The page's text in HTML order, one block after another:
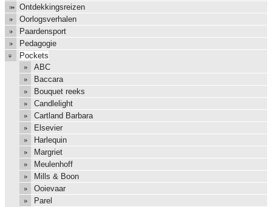
Ontdekkingsreizen
Oorlogsverhalen
Paardensport
Pedagogie
Pockets
ABC
Baccara
Bouquet reeks
Candlelight
Cartland Barbara
Elsevier
Harlequin
Margriet
Meulenhoff
Mills & Boon
Ooievaar
Parel